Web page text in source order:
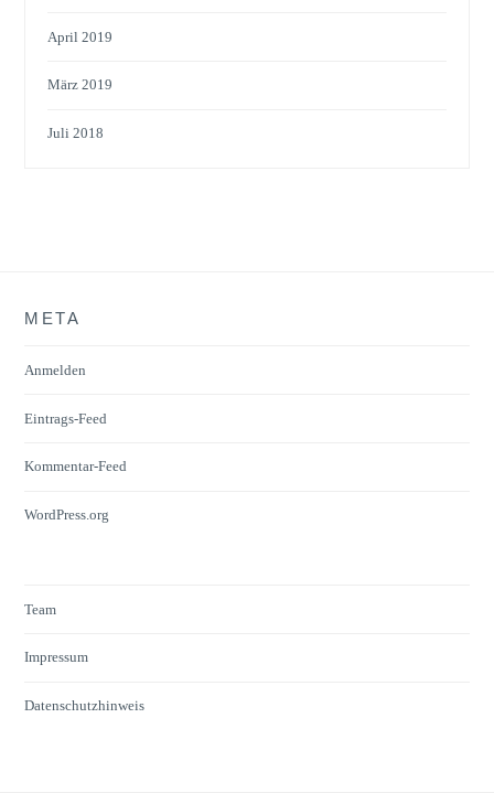
April 2019
März 2019
Juli 2018
META
Anmelden
Eintrags-Feed
Kommentar-Feed
WordPress.org
Team
Impressum
Datenschutzhinweis